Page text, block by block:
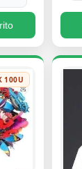
100U